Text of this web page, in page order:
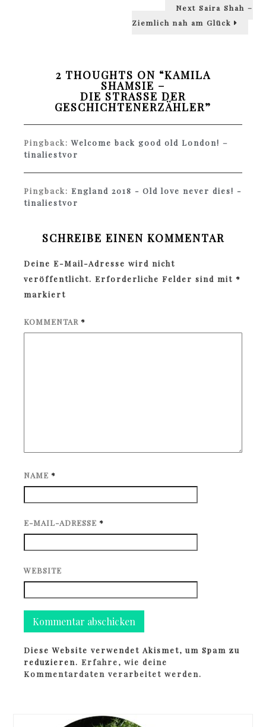
Next Next
Saira Shah –
Ziemlich nah am Glück
2 THOUGHTS ON “KAMILA
SHAMSIE –
DIE STRASSE DER G
ESCHICHTENERZÄHLER ”
Pingback:Welcome back good old London! –
tinaliestvor
Pingback:England 2018 - Old love never dies! -
tinaliestvor
SCHREIBE EINEN KOMMENTAR
Deine E-Mail-Adresse wird nicht
veröffentlicht. Erforderliche Felder sind mit *
markiert
KOMMENTAR *
NAME *
E-MAIL-ADRESSE *
WEBSITE
Diese Website verwendet Akismet, um Spam zu
reduzieren.Erfahre, wie deine
Kommentardaten verarbeitet werden.